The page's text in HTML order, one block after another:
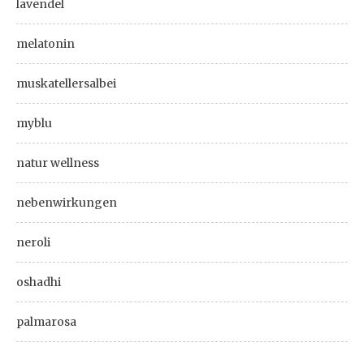
lavendel
melatonin
muskatellersalbei
myblu
natur wellness
nebenwirkungen
neroli
oshadhi
palmarosa